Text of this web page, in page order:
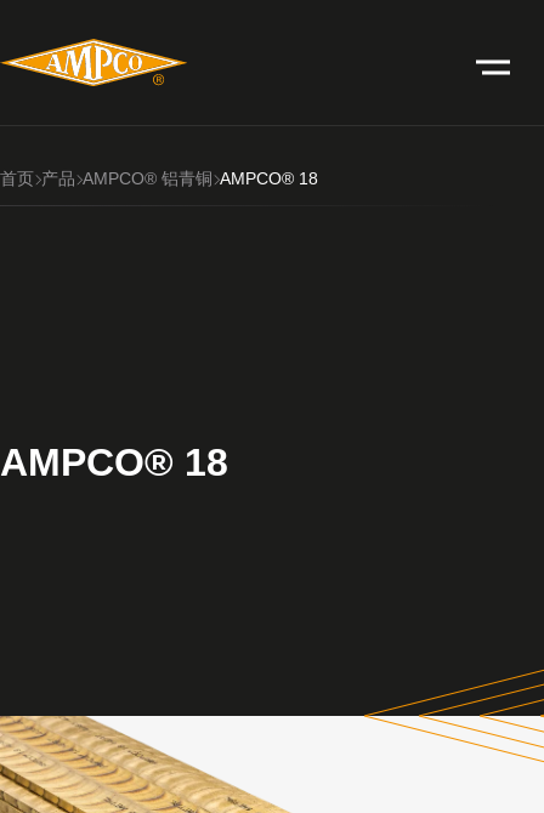
首页 产品 AMPCO® 铝青铜 AMPCO® 18
AMPCO® 18